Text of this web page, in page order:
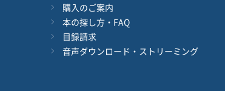
購入のご案内
本の探し方・FAQ
目録請求
音声ダウンロード・ストリーミング